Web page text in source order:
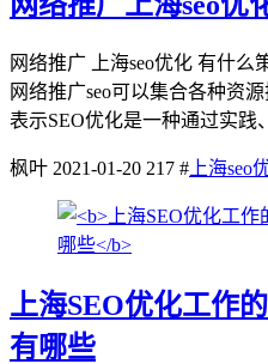
网络推广 上海seo优化 有什么
网络推广seo可以集合各种资
表示SEO优化是一种通过实践
枫叶 2021-01-20 217 # 上海seo
上海SEO优化工作
有哪些